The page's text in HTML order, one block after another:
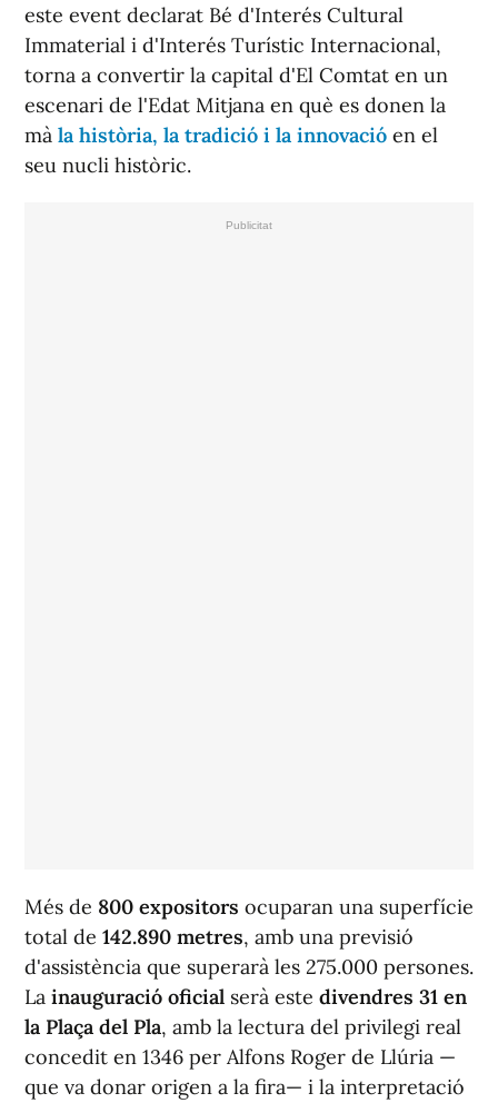
este event declarat Bé d'Interés Cultural
Immaterial i d'Interés Turístic Internacional,
torna a convertir la capital d'El Comtat en un
escenari de l'Edat Mitjana en què es donen la
mà la història, la tradició i la innovació en el
seu nucli històric.
Més de 800 expositors ocuparan una superfície
total de 142.890 metres, amb una previsió
d'assistència que superarà les 275.000 persones.
La inauguració oficial serà este divendres 31 en
la Plaça del Pla, amb la lectura del privilegi real
concedit en 1346 per Alfons Roger de Llúria —
que va donar origen a la fira— i la interpretació